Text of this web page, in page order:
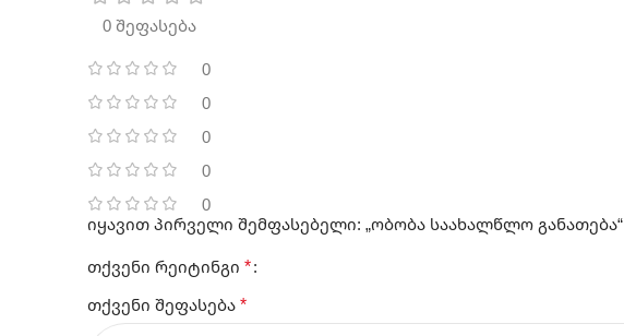
0 შეფასება
0
0
0
0
0
იყავით პირველი შემფასებელი: „ობობა საახალწლო განათება“
თქვენი რეიტინგი *
თქვენი შეფასება *